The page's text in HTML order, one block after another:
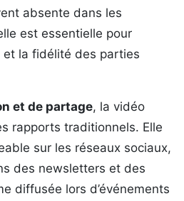
absente dans les
est essentielle pour
et la fidélité des parties
et de partage, la vidéo
rapports traditionnels. Elle
sur les réseaux sociaux,
des newsletters et des
diffusée lors d’événements